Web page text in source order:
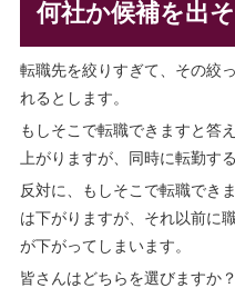
何社か候補を出そ
転職先を絞りすぎて、その絞
れるとします。
もしそこで転職できますと答
上がりますが、同時に転勤す
反対に、もしそこで転職でき
は下がりますが、それ以前に
が下がってしまいます。
皆さんはどちらを選びますか？